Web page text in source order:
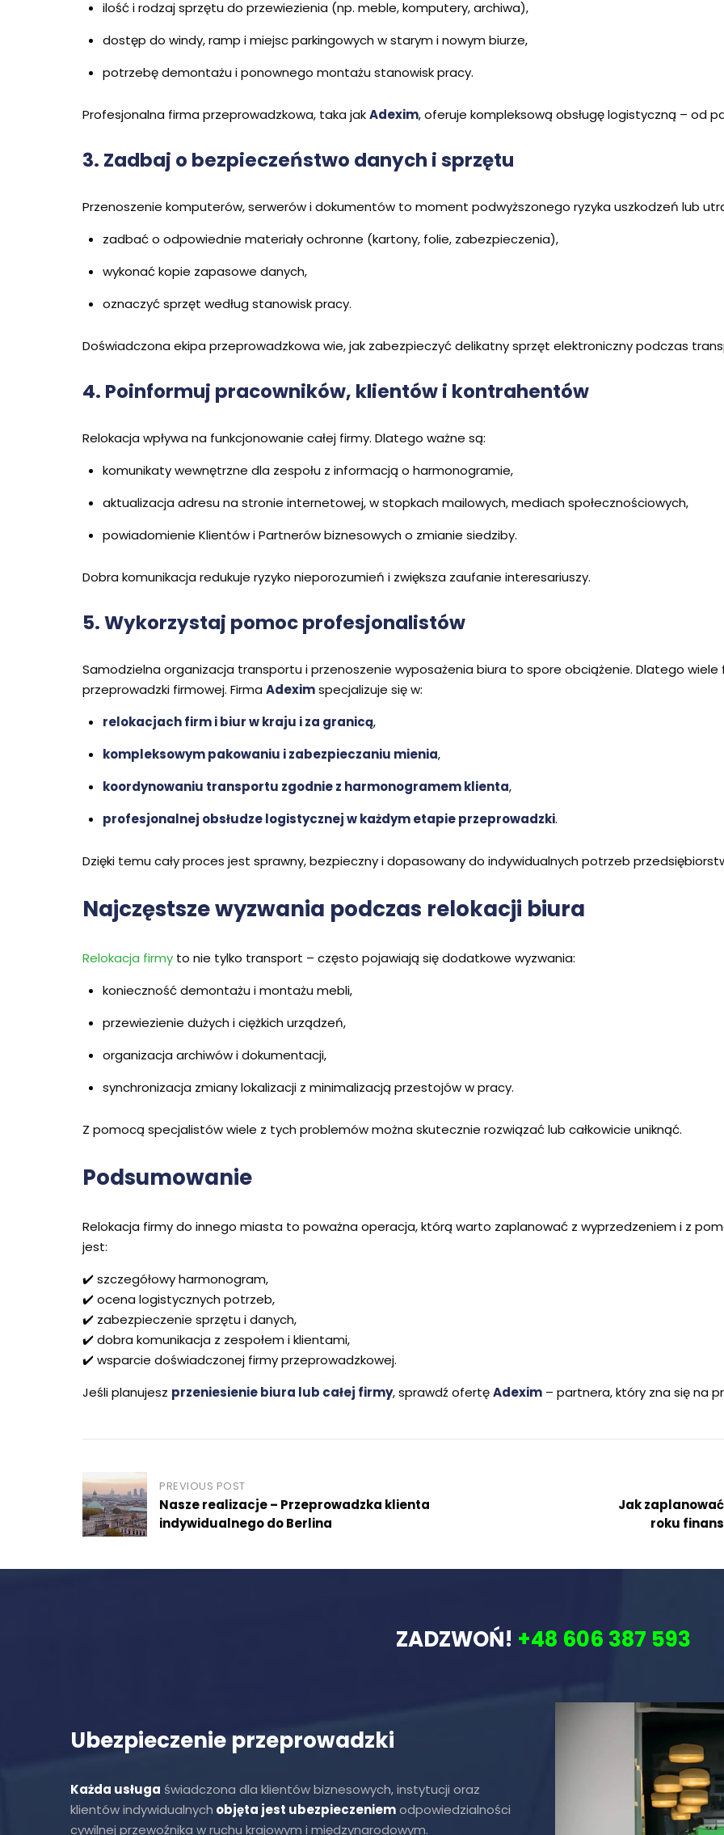
ilość i rodzaj sprzętu do przewiezienia (np. meble, komputery, archiwa),
dostęp do windy, ramp i miejsc parkingowych w starym i nowym biurze,
potrzebę demontażu i ponownego montażu stanowisk pracy.
Profesjonalna firma przeprowadzkowa, taka jakAdexim, oferuje kompleksową obsługę logistyczną – od
3. Zadbaj o bezpieczeństwo danych i sprzętu
Przenoszenie komputerów, serwerów i dokumentów to moment podwyższonego ryzyka uszkodzeń lub
zadbać o odpowiednie materiały ochronne (kartony, folie, zabezpieczenia),
wykonać kopie zapasowe danych,
oznaczyć sprzęt według stanowisk pracy.
Doświadczona ekipa przeprowadzkowa wie, jak zabezpieczyć delikatny sprzęt elektroniczny podczas
4. Poinformuj pracowników, klientów i kontrahentów
Relokacja wpływa na funkcjonowanie całej firmy. Dlatego ważne są:
komunikaty wewnętrzne dla zespołu z informacją o harmonogramie,
aktualizacja adresu na stronie internetowej, w stopkach mailowych, mediach społecznościowych,
powiadomienie Klientów i Partnerów biznesowych o zmianie siedziby.
Dobra komunikacja redukuje ryzyko nieporozumień i zwiększa zaufanie interesariuszy.
5. Wykorzystaj pomoc profesjonalistów
Samodzielna organizacja transportu i przenoszenie wyposażenia biura to spore obciążenie. Dlatego
przeprowadzki firmowej. FirmaAdeximspecjalizuje się w:
relokacjach firm i biur w kraju i za granicą,
kompleksowym pakowaniu i zabezpieczaniu mienia,
koordynowaniu transportu zgodnie z harmonogramem klienta,
profesjonalnej obsłudze logistycznej w każdym etapie przeprowadzki.
Dzięki temu cały proces jest sprawny, bezpieczny i dopasowany do indywidualnych potrzeb
Najczęstsze wyzwania podczas relokacji biura
Relokacja firmy to nie tylko transport – często pojawiają się dodatkowe wyzwania:
konieczność demontażu i montażu mebli,
przewiezienie dużych i ciężkich urządzeń,
organizacja archiwów i dokumentacji,
synchronizacja zmiany lokalizacji z minimalizacją przestojów w pracy.
Z pomocą specjalistów wiele z tych problemów można skutecznie rozwiązać lub całkowicie uniknąć.
Podsumowanie
Relokacja firmy do innego miasta to poważna operacja, którą warto zaplanować z wyprzedzeniem i z
jest:
✔️ szczegółowy harmonogram,
✔️ ocena logistycznych potrzeb,
✔️ zabezpieczenie sprzętu i danych,
✔️ dobra komunikacja z zespołem i klientami,
✔️ wsparcie doświadczonej firmy przeprowadzkowej.
Jeśli planujesz przeniesienie biura lub całej firmy, sprawdź ofertęAdexim – partnera, który zna się na
Post
navigation
PREVIOUS POST
Nasze realizacje – Przeprowadzka klienta
indywidualnego do Berlina
Jak
roku
ZADZWOŃ! +48 606 387 593
Ubezpieczenie przeprowadzki
Każda usługa świadczona dla klientów biznesowych, instytucji oraz
klientów indywidualnych objęta jest ubezpieczeniemodpowiedzialności
cywilnej przewoźnika w ruchu krajowym i międzynarodowym.